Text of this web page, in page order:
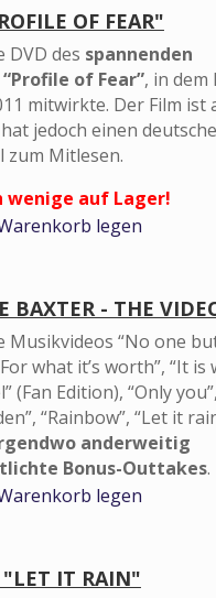
OF FEAR"
DVD des spannenden
of Fear”, in dem
mitwirkte. Der Film ist
jedoch einen
zum Mitlesen.
wenige auf Lager!
legen
BAXTER - THE
Musikvideos “No one
what it’s worth”, “It is
(Fan Edition), “Only
“Rainbow”, “Let it
anderweitig
Bonus-Outtakes.
legen
IT RAIN"